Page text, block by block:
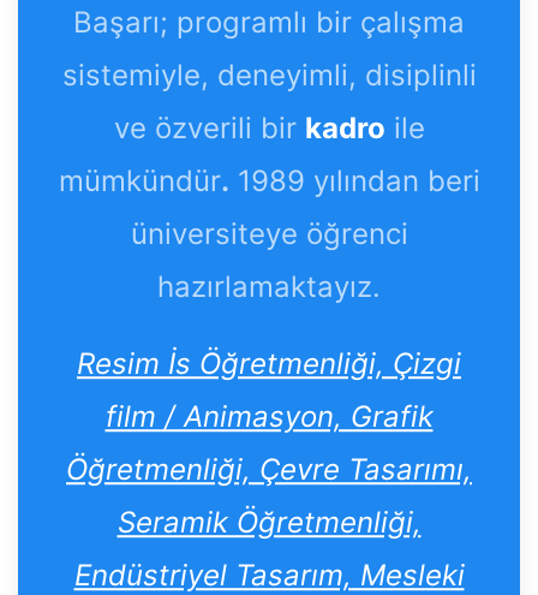
Başarı; programlı bir çalışma
sistemiyle, deneyimli, disiplinli
ve özverili bir kadro ile
mümkündür. 1989 yılından beri
üniversiteye öğrenci
hazırlamaktayız.
Resim İs Öğretmenliği, Çizgi
film / Animasyon, Grafik
Öğretmenliği, Çevre Tasarımı,
Seramik Öğretmenliği,
Endüstriyel Tasarım, Mesleki